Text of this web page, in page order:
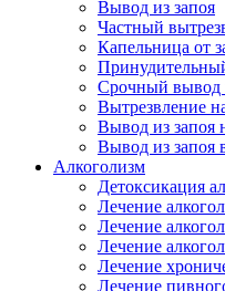
Вывод из запоя
Частный
Капельница от
Срочный вывод
Вытрезвление
Вывод из запоя
Вывод из запоя
Алкоголизм
Детоксикация
Лечение
Лечение
Лечение
Лечение
Лечение